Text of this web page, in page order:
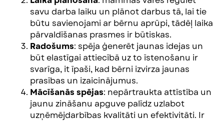
savu darba laiku un plānot darbus tā, lai tie
būtu savienojami ar bērnu aprūpi, tādēļ laika
pārvaldīšanas prasmes ir būtiskas.
Radošums: spēja ģenerēt jaunas idejas un
būt elastīgai attiecībā uz to īstenošanu ir
svarīga, it īpaši, kad bērni izvirza jaunas
prasības un izaicinājumus.
Mācīšanās spējas: nepārtraukta attīstība un
jaunu zināšanu apguve palīdz uzlabot
uzņēmējdarbības kvalitāti un efektivitāti. Ir